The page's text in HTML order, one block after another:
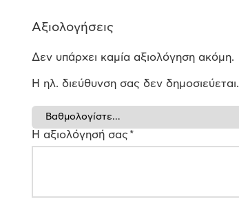
Αξιολογήσεις
Δεν υπάρχει καμία αξιολόγηση ακόμη.
Η ηλ. διεύθυνση σας δεν δημοσιεύεται.
Η αξιολόγησή σας *